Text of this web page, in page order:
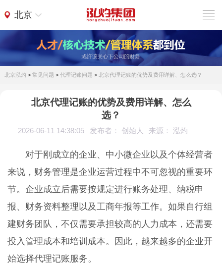
北京
北京泓灼 > 常见问题 > 代理记账问题 > 北京代理记账的优势及费用详解、怎么选？
北京代理记账的优势及费用详解、怎么
选？
2026-06-11 14:38:05 发布者： 创始人 来源： 泓灼
对于刚成立的企业、中小微企业以及个体经营者
来说，财务管理是企业运营过程中不可忽视的重要环
节。企业成立后需要按规定进行账务处理、纳税申
报、财务资料整理以及工商年报等工作。如果自行组
建财务团队，不仅需要承担较高的人力成本，还需要
投入管理成本和培训成本。因此，越来越多的企业开
始选择代理记账服务。